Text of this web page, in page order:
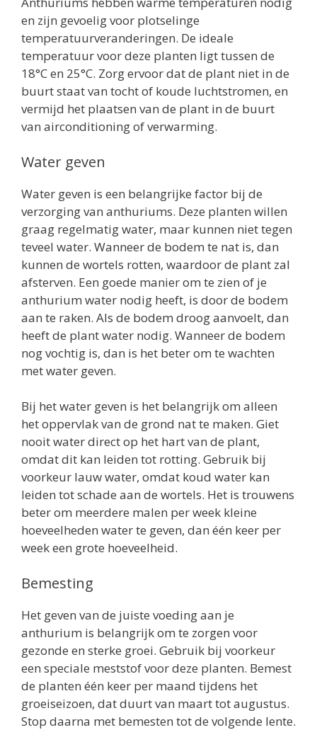
en zijn gevoelig voor plotselinge
temperatuurveranderingen. De ideale
temperatuur voor deze planten ligt tussen de
18°C en 25°C. Zorg ervoor dat de plant niet in de
buurt staat van tocht of koude luchtstromen, en
vermijd het plaatsen van de plant in de buurt
van airconditioning of verwarming.
Water geven
Water geven is een belangrijke factor bij de
verzorging van anthuriums. Deze planten willen
graag regelmatig water, maar kunnen niet tegen
teveel water. Wanneer de bodem te nat is, dan
kunnen de wortels rotten, waardoor de plant zal
afsterven. Een goede manier om te zien of je
anthurium water nodig heeft, is door de bodem
aan te raken. Als de bodem droog aanvoelt, dan
heeft de plant water nodig. Wanneer de bodem
nog vochtig is, dan is het beter om te wachten
met water geven.
Bij het water geven is het belangrijk om alleen
het oppervlak van de grond nat te maken. Giet
nooit water direct op het hart van de plant,
omdat dit kan leiden tot rotting. Gebruik bij
voorkeur lauw water, omdat koud water kan
leiden tot schade aan de wortels. Het is trouwens
beter om meerdere malen per week kleine
hoeveelheden water te geven, dan één keer per
week een grote hoeveelheid.
Bemesting
Het geven van de juiste voeding aan je
anthurium is belangrijk om te zorgen voor
gezonde en sterke groei. Gebruik bij voorkeur
een speciale meststof voor deze planten. Bemest
de planten één keer per maand tijdens het
groeiseizoen, dat duurt van maart tot augustus.
Stop daarna met bemesten tot de volgende lente.